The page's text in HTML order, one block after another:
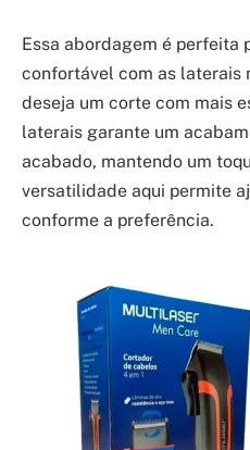
Essa abordagem é perfeita
confortável com as laterais
deseja um corte com mais
laterais garante um
acabado, mantendo um
versatilidade aqui permite
conforme a preferência.